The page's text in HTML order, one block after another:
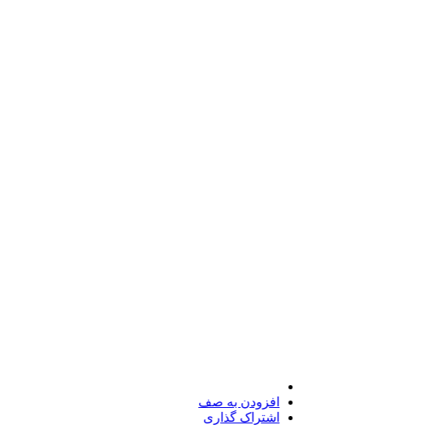
افزودن به صف
اشتراک گذاری